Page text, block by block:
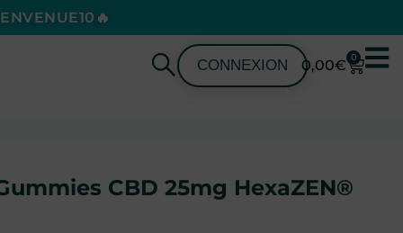
CONNEXION 0,00€ 0
CBD 25mg HexaZEN®